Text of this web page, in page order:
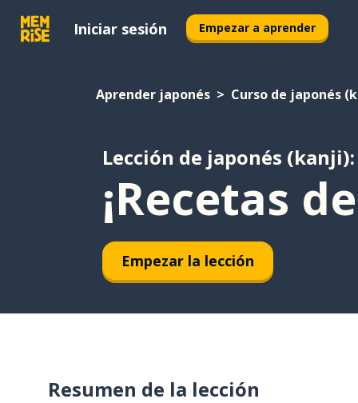
Iniciar sesión Empezar a aprender
Aprender japonés Curso de japonés
Lección de japonés (kanji):
¡Recetas
Empezar la lección
Resumen de la lección